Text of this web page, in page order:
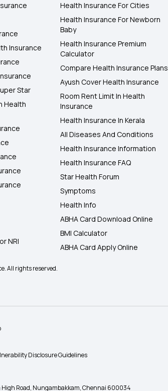
Insurance
Star
Health
NRI
Health Insurance For Cities
Health Insurance For Newborn
Baby
Health Insurance Premium
Calculator
Compare Health Insurance Plans
Ayush Cover Health Insurance
Room Rent Limit In Health
Insurance
Health Insurance In Kerala
All Diseases And Conditions
Health Insurance Information
Health Insurance FAQ
Star Health Forum
Symptoms
Health Info
ABHA Card Download Online
BMI Calculator
ABHA Card Apply Online
All rights reserved.
Disclosure Guidelines
High Road, Nungambakkam, Chennai 600034